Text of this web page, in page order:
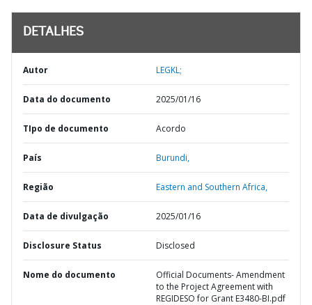
DETALHES
Autor LEGKL;
Data do documento 2025/01/16
TIpo de documento Acordo
País Burundi,
Região Eastern and Southern Africa,
Data de divulgação 2025/01/16
Disclosure Status Disclosed
Nome do documento
Official Documents- Amendment
to the Project Agreement with
REGIDESO for Grant E3480-BI.pdf